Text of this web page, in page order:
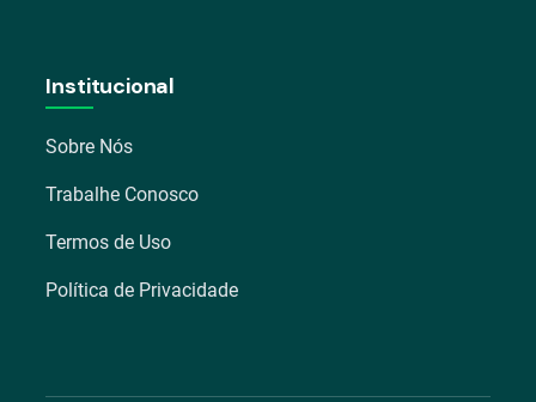
Institucional
Sobre Nós
Trabalhe Conosco
Termos de Uso
Política de Privacidade